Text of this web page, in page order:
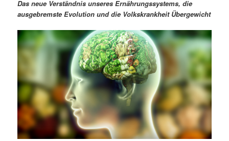
r
n
I
n
d
r
e
n
n
a
i
g
i
o
n
Das neue Verständnis unseres Ernährungssystems, die
ausgebremste Evolution und die Volkskrankheit Übergewicht